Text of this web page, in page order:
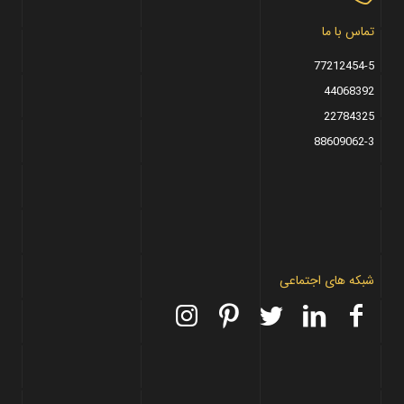
تماس با ما
77212454-5
44068392
22784325
88609062-3
شبکه های اجتماعی